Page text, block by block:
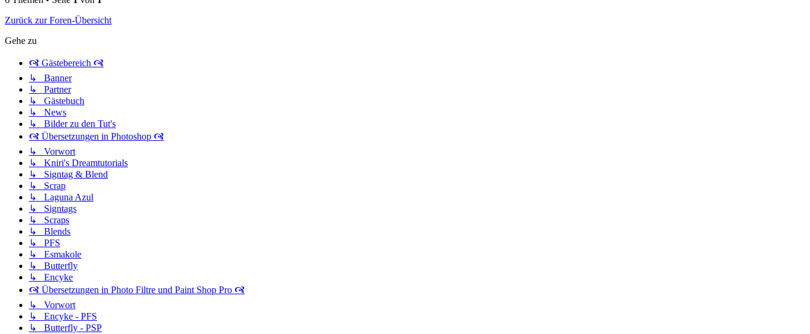
Zurück zur Foren-Übersicht
Gehe zu
🙧 Gästebereich 🙧
↳ Banner
↳ Partner
↳ Gästebuch
↳ News
↳ Bilder zu den Tut's
🙧 Übersetzungen in Photoshop 🙧
↳ Vorwort
↳ Kniri's Dreamtutorials
↳ Signtag & Blend
↳ Scrap
↳ Laguna Azul
↳ Signtags
↳ Scraps
↳ Blends
↳ PFS
↳ Esmakole
↳ Butterfly
↳ Encyke
🙧 Übersetzungen in Photo Filtre und Paint Shop Pro 🙧
↳ Vorwort
↳ Encyke - PFS
↳ Butterfly - PSP